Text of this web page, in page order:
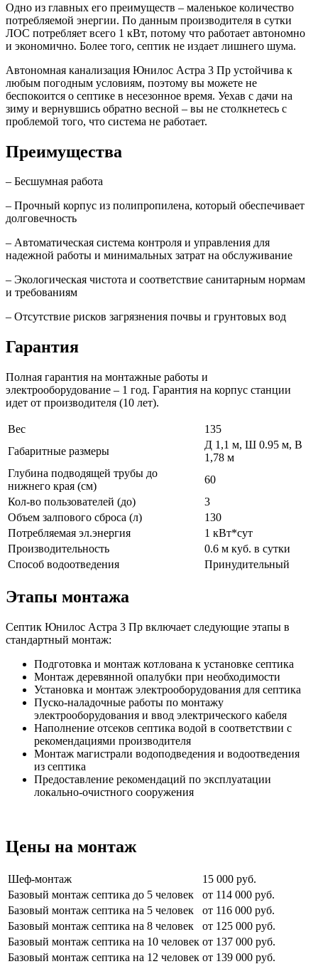
Одно из главных его преимуществ – маленькое количество
потребляемой энергии. По данным производителя в сутки
ЛОС потребляет всего 1 кВт, потому что работает автономно
и экономично. Более того, септик не издает лишнего шума.
Автономная канализация Юнилос Астра 3 Пр устойчива к
любым погодным условиям, поэтому вы можете не
беспокоится о септике в несезонное время. Уехав с дачи на
зиму и вернувшись обратно весной – вы не столкнетесь с
проблемой того, что система не работает.
Преимущества
– Бесшумная работа
– Прочный корпус из полипропилена, который обеспечивает
долговечность
– Автоматическая система контроля и управления для
надежной работы и минимальных затрат на обслуживание
– Экологическая чистота и соответствие санитарным нормам
и требованиям
– Отсутствие рисков загрязнения почвы и грунтовых вод
Гарантия
Полная гарантия на монтажные работы и
электрооборудование – 1 год. Гарантия на корпус станции
идет от производителя (10 лет).
Вес
135
Габаритные размеры
Д 1,1 м, Ш 0.95 м, В
1,78 м
Глубина подводящей трубы до
нижнего края (см)
60
Кол-во пользователей (до)
3
Объем залпового сброса (л)
130
Потребляемая эл.энергия
1 кВт*сут
Производительность
0.6 м куб. в сутки
Способ водоотведения
Принудительный
Этапы монтажа
Септик Юнилос Астра 3 Пр включает следующие этапы в
стандартный монтаж:
Подготовка и монтаж котлована к установке септика
Монтаж деревянной опалубки при необходимости
Установка и монтаж электрооборудования для септика
Пуско-наладочные работы по монтажу
электрооборудования и ввод электрического кабеля
Наполнение отсеков септика водой в соответствии с
рекомендациями производителя
Монтаж магистрали водоподведения и водоотведения
из септика
Предоставление рекомендаций по эксплуатации
локально-очистного сооружения
Цены на монтаж
Шеф-монтаж
15 000 руб.
Базовый монтаж септика до 5 человек
от 114 000 руб.
Базовый монтаж септика на 5 человек
от 116 000 руб.
Базовый монтаж септика на 8 человек
от 125 000 руб.
Базовый монтаж септика на 10 человек от 137 000 руб.
Базовый монтаж септика на 12 человек от 139 000 руб.